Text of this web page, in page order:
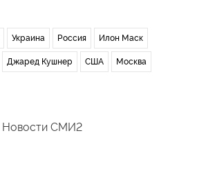
Украина Россия Илон Маск
Джаред Кушнер США Москва
Новости СМИ2